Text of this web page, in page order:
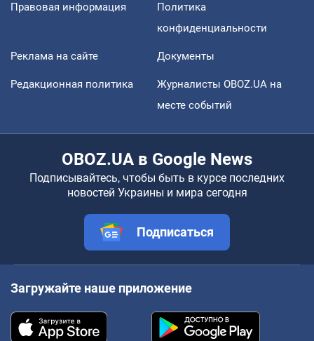
Правовая информация
Политика
конфиденциальности
Реклама на сайте Документы
Редакционная политика
Журналисты OBOZ.UA на
месте событий
OBOZ.UA в Google News
Подписывайтесь, чтобы быть в курсе последних
новостей Украины и мира сегодня
Подписаться
Загружайте наше приложение